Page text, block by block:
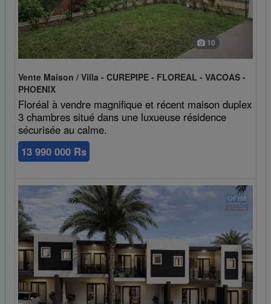
10
Vente Maison / Villa - CUREPIPE - FLOREAL - VACOAS -
PHOENIX
Floréal à vendre magnifique et récent maison duplex
3 chambres situé dans une luxueuse résidence
sécurisée au calme.
13 990 000 Rs